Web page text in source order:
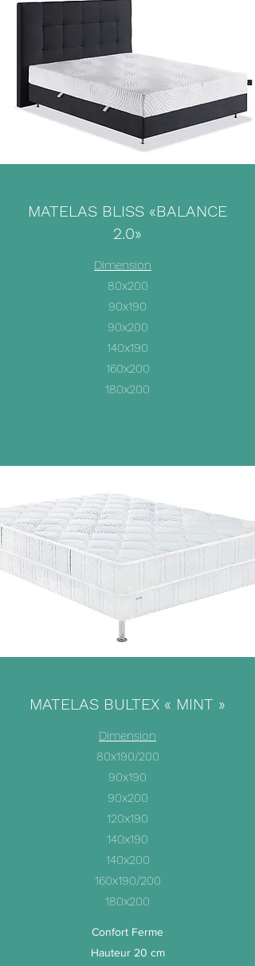
MATELAS BLISS «BALANCE
2.0»
Dimension
80x200
90x190
90x200
140x190
160x200
180x200
MATELAS BULTEX « MINT »
Dimension
80x190/200
90x190
90x200
120x190
140x190
140x200
160x190/200
180x200
Confort Ferme
Hauteur 20 cm